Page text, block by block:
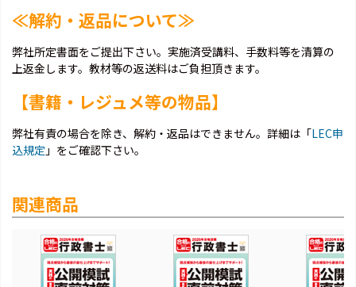
≪解約・返品について≫
弊社所定書面をご提出下さい。実施済受講料、手数料等を清算の
上返金します。教材等の返送料はご負担頂きます。
【書籍・レジュメ等の物品】
弊社有責の場合を除き、解約・返品はできません。詳細は「LEC申
込規定 」をご確認下さい。
関連商品